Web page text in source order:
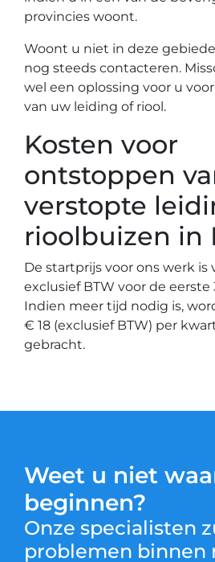
provincies woont.
Woont u niet in deze
nog steeds contacteren.
wel een oplossing voor u
van uw leiding of riool.
Kosten voor
ontstoppen
verstopte
rioolbuizen in
De startprijs voor ons werk is
exclusief BTW voor de
Indien meer tijd nodig is,
€ 18 (exclusief BTW) per
gebracht.
Weet u niet
beginnen?
Onze specialisten
problemen binnen